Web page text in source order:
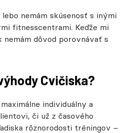
nemám skúsenosť s inými
fitnesscentrami. Keďže mi
dôvod porovnávať s
Cvičiska?
individuálny a
či už z časového
rôznorodosti tréningov –